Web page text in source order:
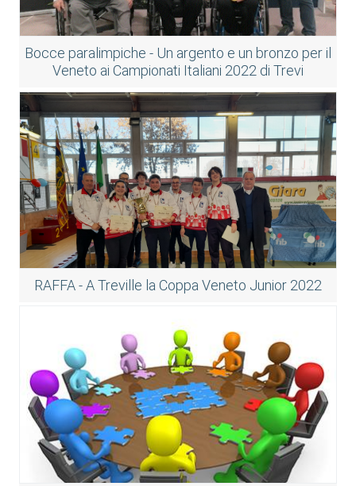
Bocce paralimpiche - Un argento e un bronzo per il
Veneto ai Campionati Italiani 2022 di Trevi
RAFFA - A Treville la Coppa Veneto Junior 2022